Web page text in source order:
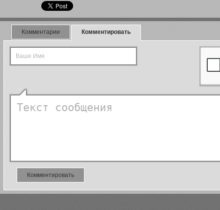
Комментарии Комментировать
Комментировать